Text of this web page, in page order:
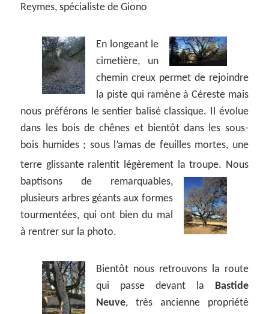
Reymes, spécialiste de Giono
En longeant le
cimetière, un
chemin creux permet de rejoindre
la piste qui ramène à Céreste mais
nous préférons le sentier balisé classique. Il évolue
dans les bois de chênes et bientôt dans les sous-
bois humides ; sous l’amas de feuilles mortes, une
terre glissante ralentit légèrement la troupe. Nous
baptisons de remarquables,
plusieurs arbres géants aux formes
tourmentées, qui ont bien du mal
à rentrer sur la photo.
Bientôt nous retrouvons la route
qui passe devant la
Bastide
Neuve, très ancienne propriété